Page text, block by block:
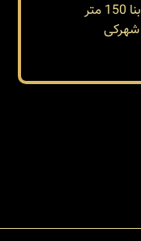
بنا 150 متر
شهرکی